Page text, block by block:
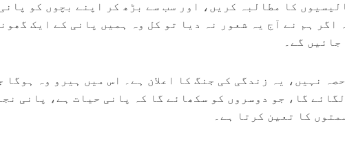
کا مطالبہ کریں، اور سب سے بڑھ کر اپنے بچوں کو
اگر ہم نے آج یہ شعور نہ دیا تو کل وہ ہمیں پانی کے ایک
گے۔
نہیں، یہ زندگی کی جنگ کا اعلان ہے۔ اس میں ہیرو وہ ہوگا
گا، جو دوسروں کو سکھائے گا کہ پانی حیات ہے، پانی
کا تعین کرتا ہے۔